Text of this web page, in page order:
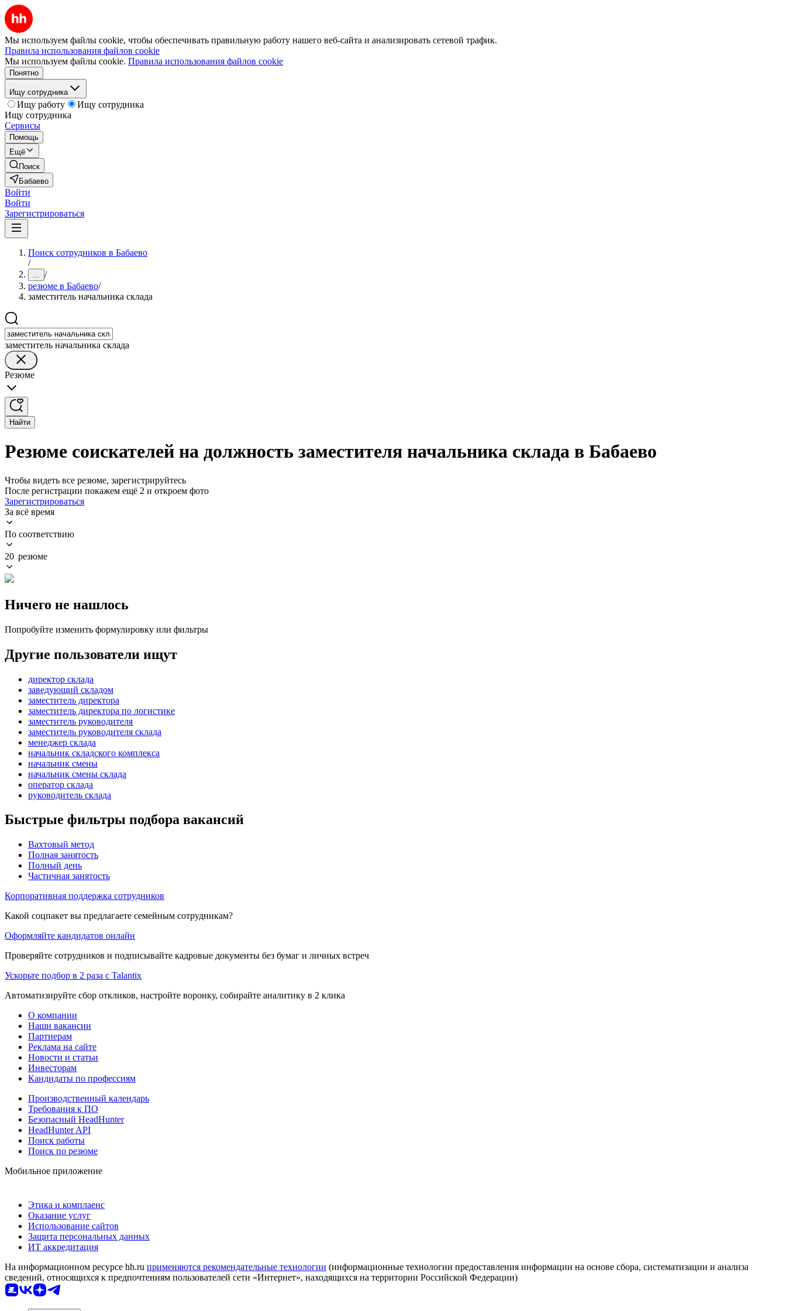
Мы используем файлы cookie, чтобы обеспечивать правильную работу нашего веб-сайта и анализировать сетевой трафик.
Правила использования файлов cookie
Мы используем файлы cookie. Правила использования файлов cookie
Понятно
Ищу сотрудника
Ищу работу
Ищу сотрудника
Ищу сотрудника
Сервисы
Помощь
Ещё
Поиск
Бабаево
Войти
Войти
Зарегистрироваться
Поиск сотрудников в Бабаево
/
... /
резюме в Бабаево/
заместитель начальника склада
заместитель начальника склада
Резюме
Найти
Резюме соискателей на должность заместителя начальника склада в Бабаево
Чтобы видеть все резюме, зарегистрируйтесь
После регистрации покажем ещё 2 и откроем фото
Зарегистрироваться
За всё время
По соответствию
20 резюме
Ничего не нашлось
Попробуйте изменить формулировку или фильтры
Другие пользователи ищут
директор склада
заведующий складом
заместитель директора
заместитель директора по логистике
заместитель руководителя
заместитель руководителя склада
менеджер склада
начальник складского комплекса
начальник смены
начальник смены склада
оператор склада
руководитель склада
Быстрые фильтры подбора вакансий
Вахтовый метод
Полная занятость
Полный день
Частичная занятость
Корпоративная поддержка сотрудников
Какой соцпакет вы предлагаете семейным сотрудникам?
Оформляйте кандидатов онлайн
Проверяйте сотрудников и подписывайте кадровые документы без бумаг и личных встреч
Ускорьте подбор в 2 раза с Talantix
Автоматизируйте сбор откликов, настройте воронку, собирайте аналитику в 2 клика
О компании
Наши вакансии
Партнерам
Реклама на сайте
Новости и статьи
Инвесторам
Кандидаты по профессиям
Производственный календарь
Требования к ПО
Безопасный HeadHunter
HeadHunter API
Поиск работы
Поиск по резюме
Мобильное приложение
Этика и комплаенс
Оказание услуг
Использование сайтов
Защита персональных данных
ИТ аккредитация
На информационном ресурсе hh.ru применяются рекомендательные технологии (информационные технологии предоставления информации на основе сбора, систематизации и анализа
сведений, относящихся к предпочтениям пользователей сети «Интернет», находящихся на территории Российской Федерации)